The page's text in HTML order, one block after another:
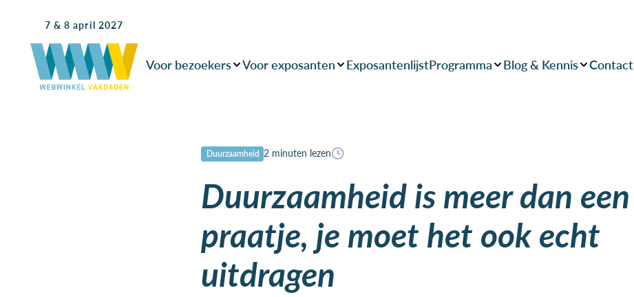
7 & 8 april 2027
Voor bezoekers Voor exposanten ExposantenlijstProgramma Blog & Kennis Contact
Duurzaamheid 2 minuten lezen
Duurzaamheid is meer dan
praatje, je moet het ook echt
uitdragen